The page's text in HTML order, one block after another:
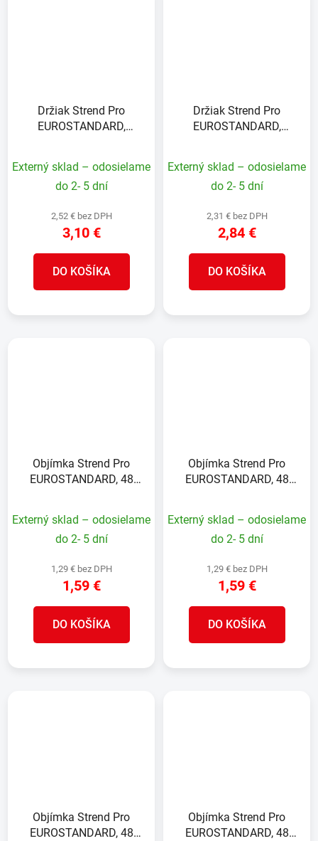
Držiak Strend Pro
EUROSTANDARD,
skrutkami, na
podhrabové dosky
Externý sklad – odosielame
do 2- 5 dní
2,52 € bez DPH
3,10 €
DO KOŠÍKA
Držiak Strend Pro
EUROSTANDARD,
skrutkami, na
podhrabové dosky
Externý sklad – odosielame
do 2- 5 dní
2,31 € bez DPH
2,84 €
DO KOŠÍKA
Objímka Strend Pro
EUROSTANDARD, 48
okrúhly stĺpik
Externý sklad – odosielame
do 2- 5 dní
1,29 € bez DPH
1,59 €
DO KOŠÍKA
Objímka Strend Pro
EUROSTANDARD, 48
okrúhly stĺpik
Externý sklad – odosielame
do 2- 5 dní
1,29 € bez DPH
1,59 €
DO KOŠÍKA
Objímka Strend Pro
EUROSTANDARD, 48
Objímka Strend Pro
EUROSTANDARD, 48